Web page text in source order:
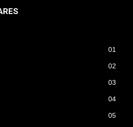
01
02
03
04
05